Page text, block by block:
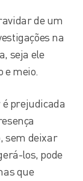
de um
na
seja ele
e meio.
prejudicada
sem deixar
los, pode
que